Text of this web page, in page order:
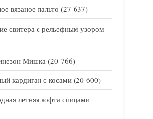
вязаное пальто (27 637)
свитера с рельефным узором
Мишка (20 766)
кардиган с косами (20 600)
летняя кофта спицами